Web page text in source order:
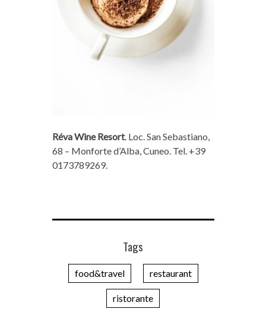
Réva Wine Resort. Loc. San Sebastiano,
68 – Monforte d’Alba, Cuneo. Tel. +39
0173789269.
Tags
food&travel restaurant
ristorante